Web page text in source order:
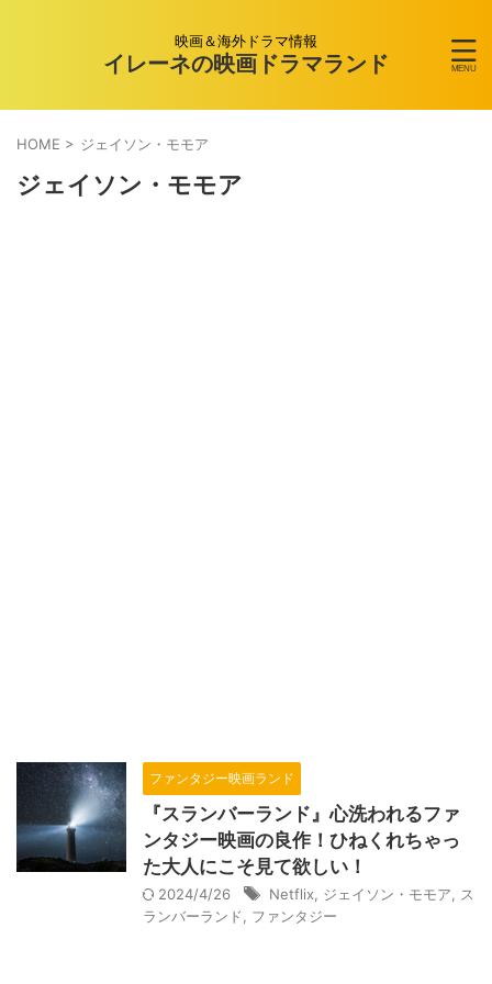
映画＆海外ドラマ情報
イレーネの映画ドラマランド
HOME > ジェイソン・モモア
ジェイソン・モモア
ファンタジー映画ランド
『スランバーランド』心洗われるファ
ンタジー映画の良作！ひねくれちゃっ
た大人にこそ見て欲しい！
2024/4/26 Netflix ジェイソン・モモア
ス
ランバーランド
ファンタジー